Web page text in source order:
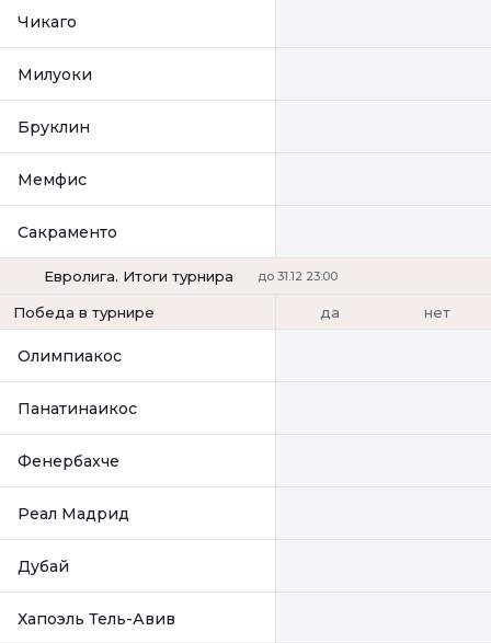
Чикаго
Милуоки
Бруклин
Мемфис
Сакраменто
Евролига. Итоги турнира до 31.12 23:00
Победа в турнире да нет
Олимпиакос
Панатинаикос
Фенербахче
Реал Мадрид
Дубай
Хапоэль Тель-Авив